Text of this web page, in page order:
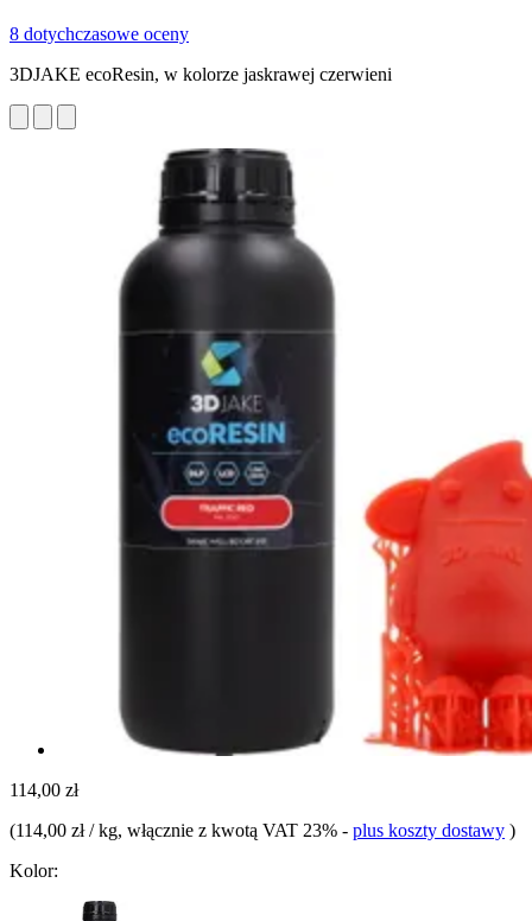
8 dotychczasowe oceny
3DJAKE ecoResin, w kolorze jaskrawej czerwieni
114,00 zł
(114,00 zł / kg, włącznie z kwotą VAT 23% - plus koszty dostawy )
Kolor: